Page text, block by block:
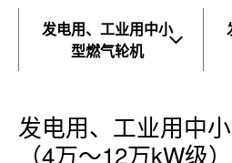
发电用、工业用中小
型燃气轮机
发电用、工业用中
（4万～12万kW级）